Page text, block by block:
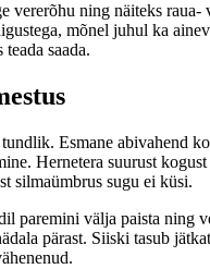
vererõhu ning näiteks
mõnel juhul ka
saada.
Esmane abivahend
Hernetera suurust
silmaümbrus sugu ei küsi.
paremini välja paista ning
pärast. Siiski tasub